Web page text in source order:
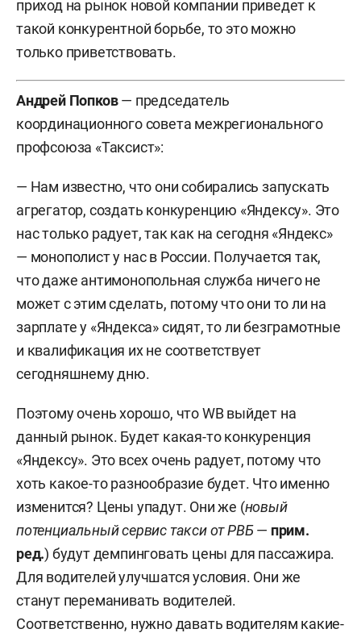
приход на рынок новой компании приведет к
такой конкурентной борьбе, то это можно
только приветствовать.
Андрей Попков— председатель
координационного совета межрегионального
профсоюза «Таксист»:
— Нам известно, что они собирались запускать
агрегатор, создать конкуренцию «Яндексу». Это
нас только радует, так как на сегодня «Яндекс»
— монополист у нас в России. Получается так,
что даже антимонопольная служба ничего не
может с этим сделать, потому что они то ли на
зарплате у «Яндекса» сидят, то ли безграмотные
и квалификация их не соответствует
сегодняшнему дню.
Поэтому очень хорошо, что WB выйдет на
данный рынок. Будет какая-то конкуренция
«Яндексу». Это всех очень радует, потому что
хоть какое-то разнообразие будет. Что именно
изменится? Цены упадут. Они же (новый
потенциальный сервис такси от РВБ— прим.
ред.) будут демпинговать цены для пассажира.
Для водителей улучшатся условия. Они же
станут переманивать водителей.
Соответственно, нужно давать водителям какие-